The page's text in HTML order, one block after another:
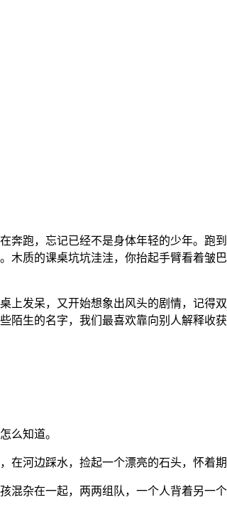
奔跑，忘记已经不是身体年轻的少年。
木质的课桌坑坑洼洼，你抬起手臂看着
上发呆，又开始想象出风头的剧情，记
陌生的名字，我们最喜欢靠向别人解释收获
么知道。
河边踩水，捡起一个漂亮的石头，怀着
混杂在一起，两两组队，一个人背着另